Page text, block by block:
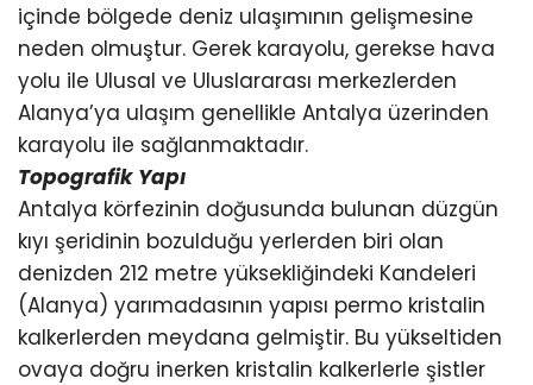
içinde bölgede deniz ulaşımının gelişmesine
neden olmuştur. Gerek karayolu, gerekse hava
yolu ile Ulusal ve Uluslararası merkezlerden
Alanya’ya ulaşım genellikle Antalya üzerinden
karayolu ile sağlanmaktadır.
Topografik Yapı
Antalya körfezinin doğusunda bulunan düzgün
kıyı şeridinin bozulduğu yerlerden biri olan
denizden 212 metre yüksekliğindeki Kandeleri
(Alanya) yarımadasının yapısı permo kristalin
kalkerlerden meydana gelmiştir. Bu yükseltiden
ovaya doğru inerken kristalin kalkerlerle şistler